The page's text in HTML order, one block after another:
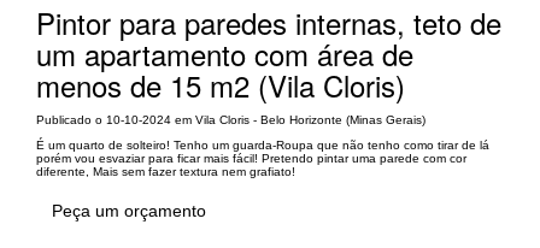
Pintor para paredes internas, teto de
um apartamento com área de
menos de 15 m2 (Vila Cloris)
Publicado o 10-10-2024 em Vila Cloris - Belo Horizonte (Minas Gerais)
É um quarto de solteiro! Tenho um guarda-Roupa que não tenho como tirar de lá
porém vou esvaziar para ficar mais fácil! Pretendo pintar uma parede com cor
diferente, Mais sem fazer textura nem grafiato!
Peça um orçamento